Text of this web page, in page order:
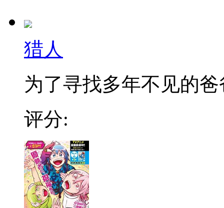
猎人
为了寻找多年不见的爸
评分: